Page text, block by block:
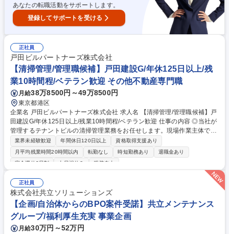
あなたの転職活動をサポートします。
登録してサポートを受ける
正社員
戸田ビルパートナーズ株式会社
【清掃管理/管理職候補】戸田建設G/年休125日以上/残
業10時間程/ベテラン歓迎 その他不動産専門職
月給38万8500円～49万8500円
東京都港区
企業名 戸田ビルパートナーズ株式会社 求人名 【清掃管理/管理職候補】戸
田建設G/年休125日以上/残業10時間程/ベテラン歓迎 仕事の内容 ◎当社が
管理するテナントビルの清掃管理業務をお任せします。現場作業主体では
なく、清掃業務委託業者や現地清掃員のマネジメント業務が主体となりま
す。 ◇業務内容 ・清掃課全体のマネジメント業務 ・現地清掃員社員の指
導・教育 ・シフト調整や近隣物件への人員手配 ・管理物件や新規案件の
理/管理職候補】戸田建設G/年休125日以上/残業10時間程/ベテラン歓迎
業界未経験歓迎 年間休日120日以上
資格取得支援あり
月平均残業時間20時間以内
転勤なし 時短勤務あり
退職金あり
完全週休2日制
土日祝休み 服装自由
正社員
株式会社共立ソリューションズ
【企画/自治体からのBPO案件受諾】共立メンテナンス
グループ/福利厚生充実 事業企画
月給30万円～52万円